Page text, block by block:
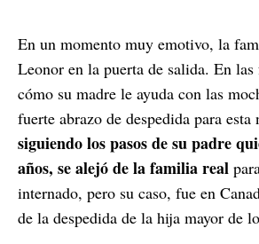
En un momento muy emotivo, la
Leonor en la puerta de salida. En las
cómo su madre le ayuda con las
fuerte abrazo de despedida para esta
siguiendo los pasos de su padre
años, se alejó de la familia real
internado, pero su caso, fue en
de la despedida de la hija mayor de